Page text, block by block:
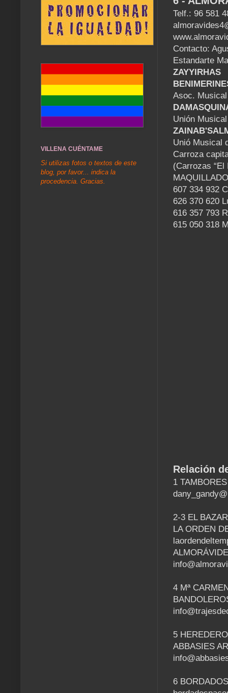
Telf.: 96 581
Contacto:
Estandarte
ZAYYIRHAS
Asoc.
Unión
Unió Musical
Carroza
(Carrozas “El
607 334 932
626 370 620
616 357 793
615 050 318
Relación
1
2-3 EL
LA ORDEN
4 Mª
5
ABBASIES
6
VILLENA CUÉNTAME
Si utilizas fotos o textos de este
blog, por favor... indica la
procedencia. Gracias.